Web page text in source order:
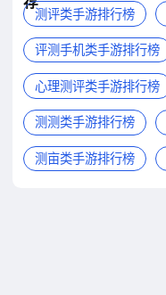
测评类手游排行榜
评测手机类手游排行榜
心理测评类手游排行榜
测测类手游排行榜
测亩类手游排行榜